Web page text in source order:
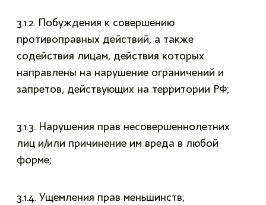
3.1.2. Побуждения к совершению
противоправных действий, а также
содействия лицам, действия которых
направлены на нарушение ограничений и
запретов, действующих на территории РФ;
3.1.3. Нарушения прав несовершеннолетних
лиц и/или причинение им вреда в любой
форме;
3.1.4. Ущемления прав меньшинств;